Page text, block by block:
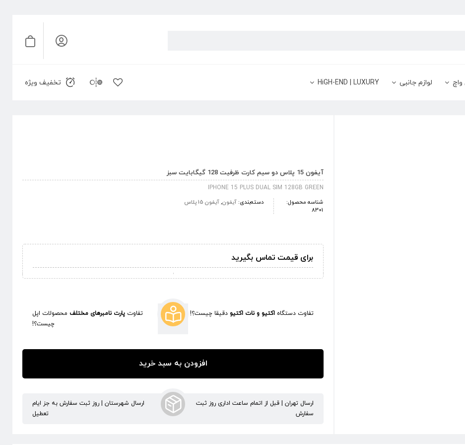
واچ لوازم جانبی HiGH-END | LUXURY تخفیف ویژه
آیفون 15 پلاس دو سیم کارت ظرفیت 128 گیگابایت سبز
IPHONE 15 PLUS DUAL SIM 128GB GREEN
شناسه محصول:
8301
دسته‌بندی:آیفون,آیفون 15 پلاس
برای قیمت تماس بگیرید
تفاوت دستگاه اکتیو و نات اکتیو دقیقا چیست؟! تفاوت پارت نامبرهای مختلف محصولات اپل
چیست؟!
افزودن به سبد خرید
ارسال تهران | قبل از اتمام ساعت اداری روز ثبت
سفارش
ارسال شهرستان | روز ثبت سفارش به جز ایام
تعطیل